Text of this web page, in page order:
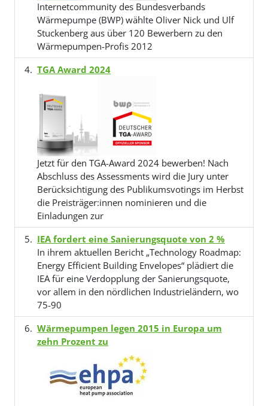
Internetcommunity des Bundesverbands
Wärmepumpe (BWP) wählte Oliver Nick und Ulf
Stuckenberg aus über 120 Bewerbern zu den
Wärmepumpen-Profis 2012
TGA Award 2024
Jetzt für den TGA-Award 2024 bewerben! Nach
Abschluss des Assessments wird die Jury unter
Berücksichtigung des Publikumsvotings im Herbst
die Preisträger:innen nominieren und die
Einladungen zur
IEA fordert eine Sanierungsquote von 2 %
In ihrem aktuellen Bericht „Technology Roadmap:
Energy Efficient Building Envelopes“ plädiert die
IEA für eine Verdopplung der Sanierungsquote,
vor allem in den nördlichen Industrieländern, wo
75-90
Wärmepumpen legen 2015 in Europa um
zehn Prozent zu